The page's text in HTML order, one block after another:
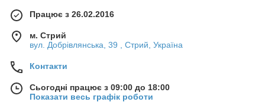
Працює з 26.02.2016
м. Стрий
вул. Добрівлянська, 39 , Стрий, Україна
Контакти
Сьогодні працює з 09:00 до 18:00
Показати весь графік роботи